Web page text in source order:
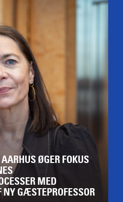
ØGER FOKUS
MED
GÆSTEPROFESSOR